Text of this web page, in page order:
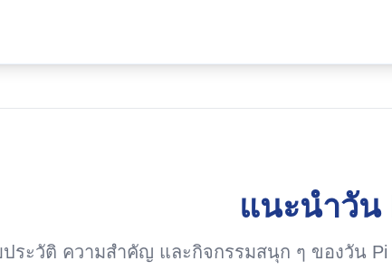
แนะนำวัน
ประวัติ ความสำคัญ และกิจกรรมสนุก ๆ ของวัน